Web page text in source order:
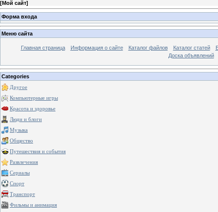
[Мой сайт]
Форма входа
Меню сайта
Главная страница Информация о сайте Каталог файлов Каталог статей
Доска объявлений
Categories
Другое
Компьютерные игры
Красота и здоровье
Люди и блоги
Музыка
Общество
Путешествия и события
Развлечения
Сериалы
Спорт
Транспорт
Фильмы и анимация